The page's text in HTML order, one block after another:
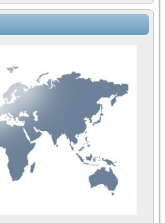
модуля с высоким
импульсного радиолокационного
уравнений состояния для
стенда для измерения
LabVIEW для построения картины
для определения показателей
для управления источником
вольт-амперных характеристик
нано-, фемто-,
установка по измерению временных
лабораторный комплекс на базе
и оптимизации тепловой
для исследования функциональных
создания экономичного
движения макрочастиц в